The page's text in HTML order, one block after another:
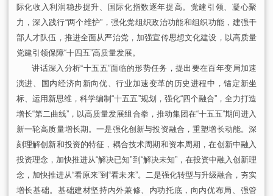
际化收入利润稳步提升、国际化指数逐年提高。 党建引领、凝心聚
力，深入践行“两个维护”，强化党组织政治功能和组织功能，建强干
部人才队伍，推进全面从严治党，加强宣传思想文化建设，以高质量
党建引领保障“十四五”高质量发展。
讲话深入分析“十五五”面临的形势任务，提出要在百年变局加速
演进、国内经济向新向优、行业加速变革的历史进程中，锚定新坐
标、运用新思维，科学编制“十五五”规划，强化“四个融合”，全力打造
增长“第二曲线”，以高质量发展组合拳，推动集团在“十五五”期间进入
新一轮高质量增长期。一是强化创新与投资融合，重塑增长动能。深
刻理解创新和投资的特征，耦合技术周期和资本周期，在创新中融入
投资理念，加快推进从“解决已知”到“解决未知”，在投资中融入创新理
念，加快推进从“看原来”到“看未来”。二是强化转型与升级融合，夯实
增长基础。基础建材坚持内外兼修、内功托底，向内优布局、强管